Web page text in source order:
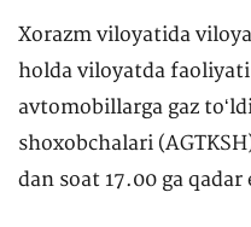
Xorazm viloyatida
holda viloyatda
avtomobillarga gaz
shoxobchalari
dan soat 17.00 ga